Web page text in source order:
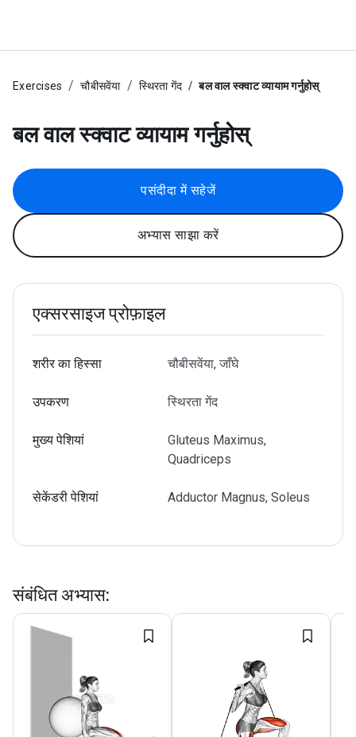
Exercises चौबीसवेंया स्थिरता गेंद बल वाल स्क्वाट व्यायाम गर्नुहोस्
बल वाल स्क्वाट व्यायाम गर्नुहोस्
पसंदीदा में सहेजें
अभ्यास साझा करें
एक्सरसाइज प्रोफ़ाइल
शरीर का हिस्सा चौबीसवेंया, जाँघे
उपकरण स्थिरता गेंद
मुख्य पेशियां
Gluteus Maximus,
Quadriceps
सेकेंडरी पेशियां Adductor Magnus, Soleus
संबंधित अभ्यास: